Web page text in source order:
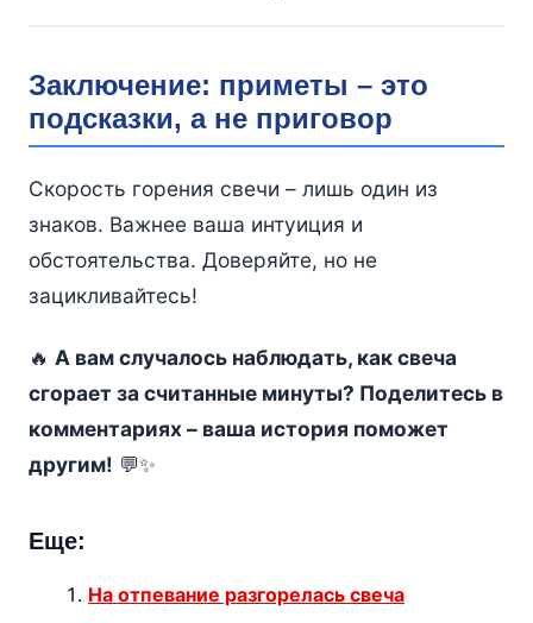
Заключение: приметы – это
подсказки, а не приговор
Скорость горения свечи – лишь один из
знаков. Важнее ваша интуиция и
обстоятельства. Доверяйте, но не
зацикливайтесь!
🔥 А вам случалось наблюдать, как свеча
сгорает за считанные минуты? Поделитесь в
комментариях – ваша история поможет
другим! 💬✨
Еще:
На отпевание разгорелась свеча